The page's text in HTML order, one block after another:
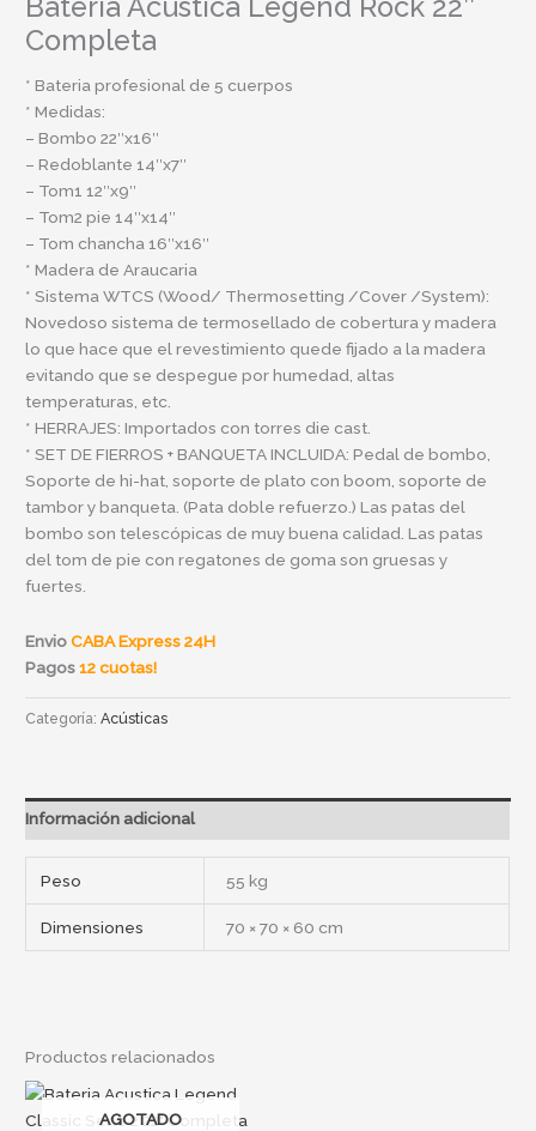
Bateria Acustica Legend Rock 22″
Completa
* Bateria profesional de 5 cuerpos
* Medidas:
– Bombo 22″x16″
– Redoblante 14″x7″
– Tom1 12″x9″
– Tom2 pie 14″x14″
– Tom chancha 16″x16″
* Madera de Araucaria
* Sistema WTCS (Wood/ Thermosetting /Cover /System):
Novedoso sistema de termosellado de cobertura y madera
lo que hace que el revestimiento quede fijado a la madera
evitando que se despegue por humedad, altas
temperaturas, etc.
* HERRAJES: Importados con torres die cast.
* SET DE FIERROS + BANQUETA INCLUIDA: Pedal de bombo,
Soporte de hi-hat, soporte de plato con boom, soporte de
tambor y banqueta. (Pata doble refuerzo.) Las patas del
bombo son telescópicas de muy buena calidad. Las patas
del tom de pie con regatones de goma son gruesas y
fuertes.
EnvioCABA Express 24H
Pagos12 cuotas!
Categoría:Acústicas
Información adicional
Peso 55 kg
Dimensiones 70 × 70 × 60 cm
Productos relacionados
AGOTADO